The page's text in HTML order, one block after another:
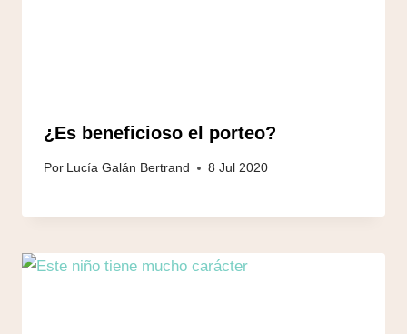
¿Es beneficioso el porteo?
Por Lucía Galán Bertrand 8 Jul 2020